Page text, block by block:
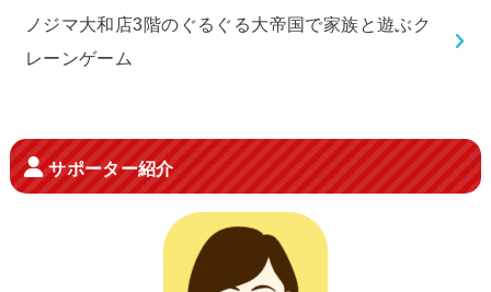
ノジマ大和店3階のぐるぐる大帝国で家族と遊ぶク
レーンゲーム
サポーター紹介